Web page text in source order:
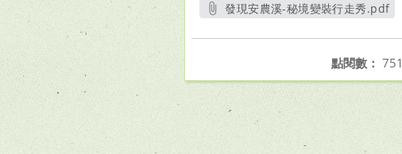
發現安農溪-秘境變裝行走秀.pdf
點閱數： 751